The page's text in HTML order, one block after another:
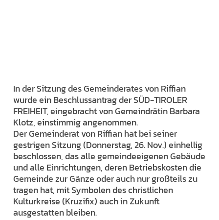
In der Sitzung des Gemeinderates von Riffian
wurde ein Beschlussantrag der SÜD-TIROLER
FREIHEIT, eingebracht von Gemeindrätin Barbara
Klotz, einstimmig angenommen.
Der Gemeinderat von Riffian hat bei seiner
gestrigen Sitzung (Donnerstag, 26. Nov.) einhellig
beschlossen, das alle gemeindeeigenen Gebäude
und alle Einrichtungen, deren Betriebskosten die
Gemeinde zur Gänze oder auch nur großteils zu
tragen hat, mit Symbolen des christlichen
Kulturkreise (Kruzifix) auch in Zukunft
ausgestatten bleiben.